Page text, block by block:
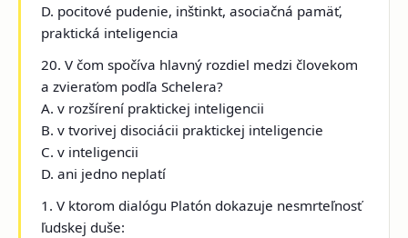
D. pocitové pudenie, inštinkt, asociačná pamäť,
praktická inteligencia
20. V čom spočíva hlavný rozdiel medzi človekom
a zvieraťom podľa Schelera?
A. v rozšírení praktickej inteligencii
B. v tvorivej disociácii praktickej inteligencie
C. v inteligencii
D. ani jedno neplatí
1. V ktorom dialógu Platón dokazuje nesmrteľnosť
ľudskej duše: